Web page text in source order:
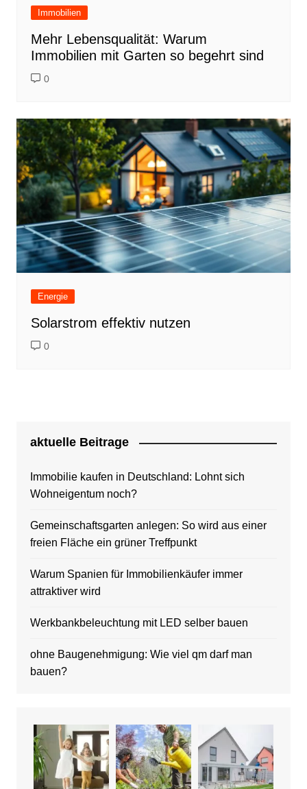
Immobilien
Mehr Lebensqualität: Warum
Immobilien mit Garten so begehrt sind
0
Energie
Solarstrom effektiv nutzen
0
aktuelle Beitrage
Immobilie kaufen in Deutschland: Lohnt sich
Wohneigentum noch?
Gemeinschaftsgarten anlegen: So wird aus einer
freien Fläche ein grüner Treffpunkt
Warum Spanien für Immobilienkäufer immer
attraktiver wird
Werkbankbeleuchtung mit LED selber bauen
ohne Baugenehmigung: Wie viel qm darf man
bauen?